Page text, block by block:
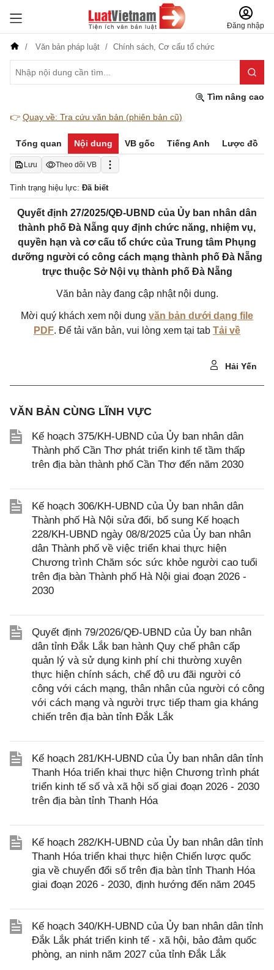
Đăng nhập
Văn bản pháp luật Chính sách, Cơ cấu tổ chức
Tìm nâng cao
👉 Quay về: Tra cứu văn bản (phiên bản cũ)
Tổng quan Nội dung VB gốc Tiếng Anh Lược đồ
Lưu Theo dõi VB
Tình trạng hiệu lực: Đã biết
Quyết định 27/2025/QĐ-UBND của Ủy ban nhân dân
thành phố Đà Nẵng quy định chức năng, nhiệm vụ,
quyền hạn và cơ cấu tổ chức của Trung tâm Phụng
dưỡng người có công cách mạng thành phố Đà Nẵng
trực thuộc Sở Nội vụ thành phố Đà Nẵng
Văn bản này đang cập nhật nội dung.
Mời quý khách xem nội dung văn bản dưới dạng file
PDF. Để tải văn bản, vui lòng xem tại tab Tải về
Hải Yến
VĂN BẢN CÙNG LĨNH VỰC
Kế hoạch 375/KH-UBND của Ủy ban nhân dân
Thành phố Cần Thơ phát triển kinh tế tầm thấp
trên địa bàn thành phố Cần Thơ đến năm 2030
Kế hoạch 306/KH-UBND của Ủy ban nhân dân
Thành phố Hà Nội sửa đổi, bổ sung Kế hoạch
228/KH-UBND ngày 08/8/2025 của Ủy ban nhân
dân Thành phố về việc triển khai thực hiện
Chương trình Chăm sóc sức khỏe người cao tuổi
trên địa bàn Thành phố Hà Nội giai đoạn 2026 -
2030
Quyết định 79/2026/QĐ-UBND của Ủy ban nhân
dân tỉnh Đắk Lắk ban hành Quy chế phân cấp
quản lý và sử dụng kinh phí chi thường xuyên
thực hiện chính sách, chế độ ưu đãi người có
công với cách mạng, thân nhân của người có công
với cách mạng và người trực tiếp tham gia kháng
chiến trên địa bàn tỉnh Đắk Lắk
Kế hoạch 281/KH-UBND của Ủy ban nhân dân tỉnh
Thanh Hóa triển khai thực hiện Chương trình phát
triển kinh tế số và xã hội số giai đoạn 2026 - 2030
trên địa bàn tỉnh Thanh Hóa
Kế hoạch 282/KH-UBND của Ủy ban nhân dân tỉnh
Thanh Hóa triển khai thực hiện Chiến lược quốc
gia về chuyển đổi số trên địa bàn tỉnh Thanh Hóa
giai đoạn 2026 - 2030, định hướng đến năm 2045
Kế hoạch 340/KH-UBND của Ủy ban nhân dân tỉnh
Đắk Lắk phát triển kinh tế - xã hội, bảo đảm quốc
phòng, an ninh năm 2027 của tỉnh Đắk Lắk